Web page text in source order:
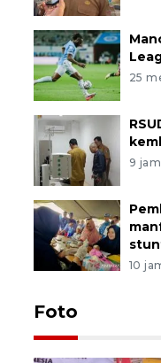
25
9
10
Foto